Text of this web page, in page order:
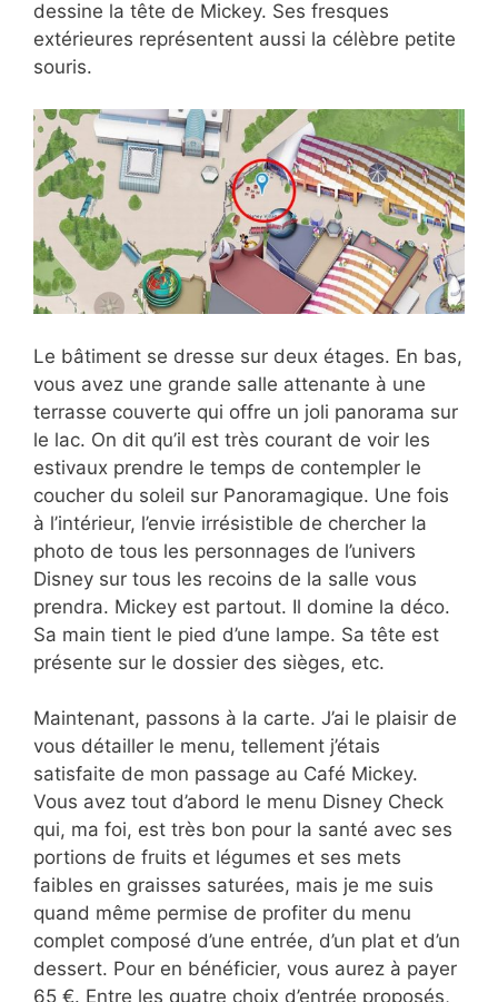
dessine la tête de Mickey. Ses fresques
extérieures représentent aussi la célèbre petite
souris.
Le bâtiment se dresse sur deux étages. En bas,
vous avez une grande salle attenante à une
terrasse couverte qui offre un joli panorama sur
le lac. On dit qu’il est très courant de voir les
estivaux prendre le temps de contempler le
coucher du soleil sur Panoramagique. Une fois
à l’intérieur, l’envie irrésistible de chercher la
photo de tous les personnages de l’univers
Disney sur tous les recoins de la salle vous
prendra. Mickey est partout. Il domine la déco.
Sa main tient le pied d’une lampe. Sa tête est
présente sur le dossier des sièges, etc.
Maintenant, passons à la carte. J’ai le plaisir de
vous détailler le menu, tellement j’étais
satisfaite de mon passage au Café Mickey.
Vous avez tout d’abord le menu Disney Check
qui, ma foi, est très bon pour la santé avec ses
portions de fruits et légumes et ses mets
faibles en graisses saturées, mais je me suis
quand même permise de profiter du menu
complet composé d’une entrée, d’un plat et d’un
dessert. Pour en bénéficier, vous aurez à payer
65 €. Entre les quatre choix d’entrée proposés,